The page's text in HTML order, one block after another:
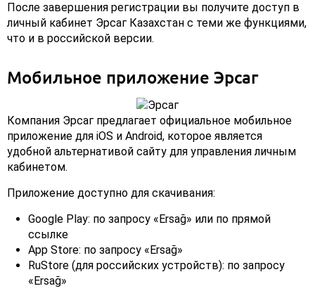
После завершения регистрации вы получите доступ в
личный кабинет Эрсаг Казахстан с теми же функциями,
что и в российской версии.
Мобильное приложение Эрсаг
Компания Эрсаг предлагает официальное мобильное
приложение для iOS и Android, которое является
удобной альтернативой сайту для управления личным
кабинетом.
Приложение доступно для скачивания:
Google Play: по запросу «Ersağ» или по прямой
ссылке
App Store: по запросу «Ersağ»
RuStore (для российских устройств): по запросу
«Ersağ»